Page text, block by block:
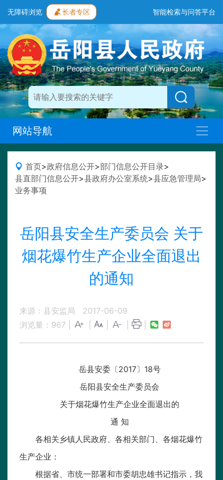
无障碍浏览 长者专区 智能检索与问答平台
网站导航
首页>政府信息公开>部门信息公开目录>
县直部门信息公开>县政府办公室系统>县应急管理局>
业务事项
岳阳县安全生产委员会 关于
烟花爆竹生产企业全面退出
的通知
来源：县安监局
2017-06-09
浏览量： 967
岳县安委〔2017〕18号
岳阳县安全生产委员会
关于烟花爆竹生产企业全面退出的
通 知
各相关乡镇人民政府、各相关部门、各烟花爆竹
生产企业：
根据省、市统一部署和市委胡忠雄书记指示，我